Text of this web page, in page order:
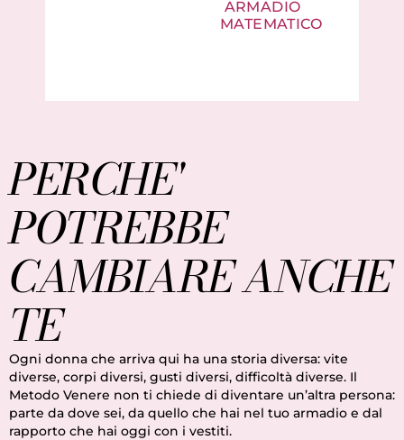
ARMADIO
MATEMATICO
PERCHE'
POTREBBE
CAMBIARE ANCHE
TE
Ogni donna che arriva qui ha una storia diversa: vite
diverse, corpi diversi, gusti diversi, difficoltà diverse. Il
Metodo Venere non ti chiede di diventare un’altra persona:
parte da dove sei, da quello che hai nel tuo armadio e dal
rapporto che hai oggi con i vestiti.